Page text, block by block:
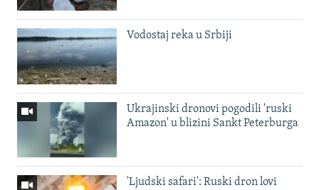
Vodostaj reka u Srbiji
Ukrajinski dronovi pogodili 'ruski
Amazon' u blizini Sankt Peterburga
'Ljudski safari': Ruski dron lovi